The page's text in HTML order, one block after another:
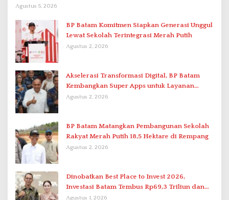
Agustus 5, 2026
BP Batam Komitmen Siapkan Generasi Unggul
Lewat Sekolah Terintegrasi Merah Putih
Agustus 2, 2026
Akselerasi Transformasi Digital, BP Batam
Kembangkan Super Apps untuk Layanan
Terpadu
Agustus 2, 2026
BP Batam Matangkan Pembangunan Sekolah
Rakyat Merah Putih 18,5 Hektare di Rempang
Agustus 2, 2026
Dinobatkan Best Place to Invest 2026,
Investasi Batam Tembus Rp69,3 Triliun dan
Ekonomi Tumbuh 6,76 Persen
Agustus 1, 2026